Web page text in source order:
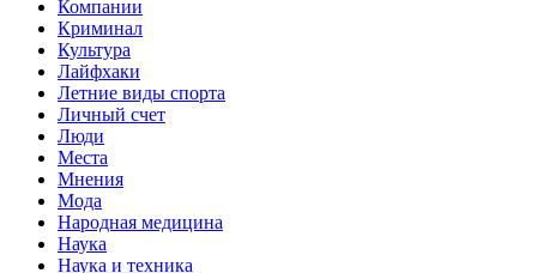
Компании
Криминал
Культура
Лайфхаки
Летние виды спорта
Личный счет
Люди
Места
Мнения
Мода
Народная медицина
Наука
Наука и техника